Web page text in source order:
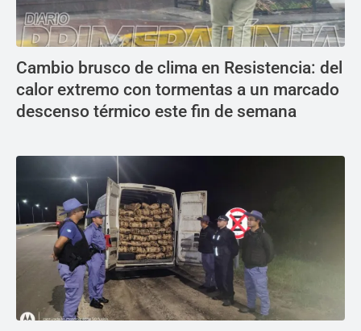
Cambio brusco de clima en Resistencia: del
calor extremo con tormentas a un marcado
descenso térmico este fin de semana